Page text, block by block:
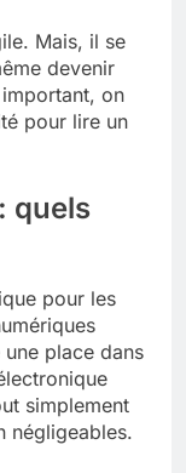
Mais, il se
devenir
on
pour lire un
quels
pour les
place dans
simplement
négligeables.